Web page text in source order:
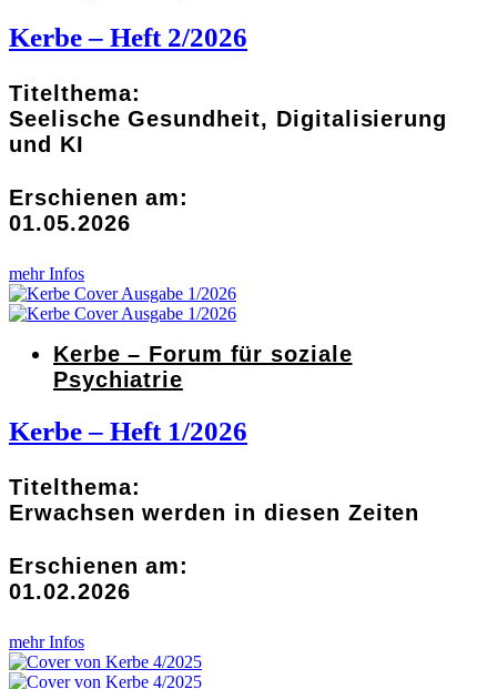
Kerbe – Heft 2/2026
Titelthema:
Seelische Gesundheit, Digitalisierung
und KI
Erschienen am:
01.05.2026
mehr Infos
Kerbe – Forum für soziale
Psychiatrie
Kerbe – Heft 1/2026
Titelthema:
Erwachsen werden in diesen Zeiten
Erschienen am:
01.02.2026
mehr Infos